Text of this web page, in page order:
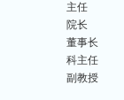
主任
院长
董事长
科主任
副教授